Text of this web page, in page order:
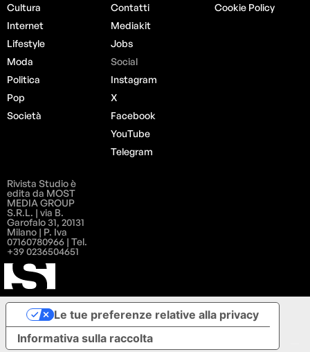
Cultura
Internet
Lifestyle
Moda
Politica
Pop
Società
Contatti
Mediakit
Jobs
Social
Instagram
X
Facebook
YouTube
Telegram
Cookie Policy
Rivista Studio è
edita da MOST
MEDIA GROUP
S.R.L. | via B.
Garofalo 31, 20131
Milano | P. Iva
07160780966 | Tel.
+39 0236504651
Informativa sulla raccolta
Le tue preferenze relative alla privacy